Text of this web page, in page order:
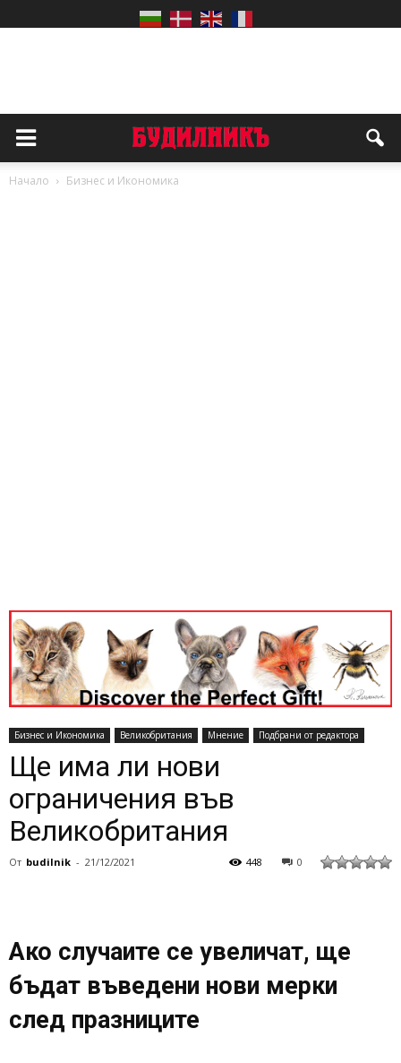
Начало Бизнес и Икономика
Бизнес и Икономика Великобритания Мнение Подбрани от редактора
Ще има ли нови
ограничения във
Великобритания
От budilnik - 21/12/2021 0
448
Ако случаите се увеличат, ще
бъдат въведени нови мерки
след празниците